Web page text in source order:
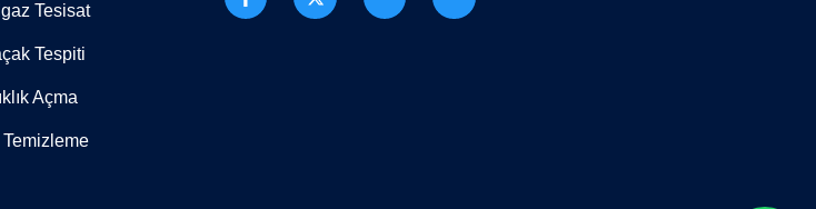
Tesisat
Tespiti
Açma
Temizleme